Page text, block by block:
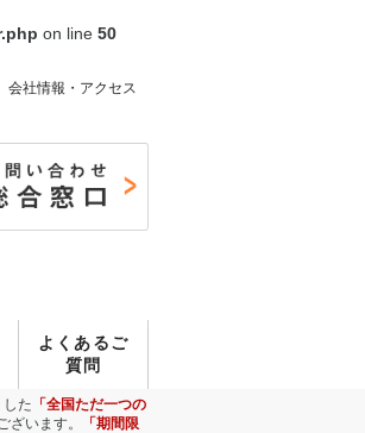
on line 50
会社情報・アクセス
よくあるご
質問
した 「全国ただ一つの
ざいます。
「期間限